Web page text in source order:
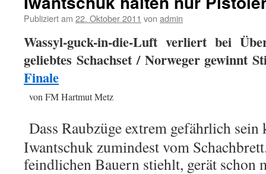
Publiziert am 22. Oktober 2011 von admin
Wassyl-guck-in-die-Luft verliert bei
geliebtes Schachset / Norweger gewinnt
Finale
von FM Hartmut Metz
Dass Raubzüge extrem gefährlich sein
Iwantschuk zumindest vom
feindlichen Bauern stiehlt, gerät schon